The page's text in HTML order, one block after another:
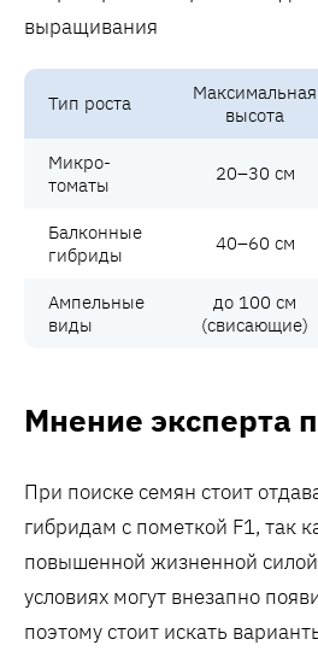
Тип роста
Максимальная
высота
Микро-
томаты
20–30 см
Балконные
гибриды
40–60 см
Ампельные
виды
до 100 см
(свисающие)
Мнение эксперта
При поиске семян стоит
гибридам с пометкой F1‚ так
повышенной жизненной
условиях могут внезапно
поэтому стоит искать